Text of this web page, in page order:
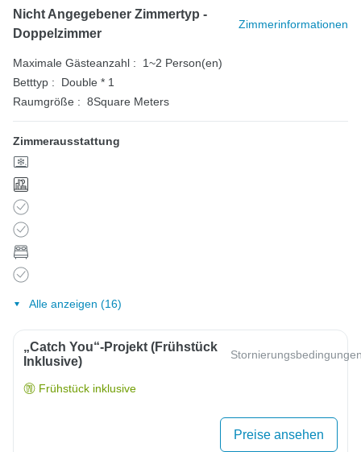
Nicht Angegebener Zimmertyp -
Doppelzimmer
Zimmerinformationen
Maximale Gästeanzahl :
1~2 Person(en)
Betttyp :
Double * 1
Raumgröße : 8Square Meters
Zimmerausstattung
Alle anzeigen (16)
„Catch You“-Projekt (Frühstück
Inklusive)
Frühstück inklusive
Preise ansehen